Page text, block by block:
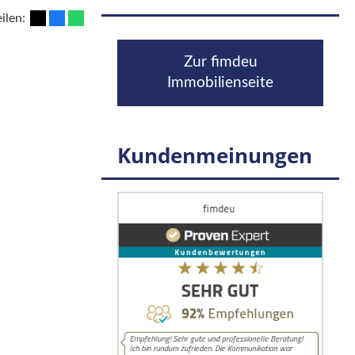
Zur fimdeu
Immobilienseite
Kundenmeinungen